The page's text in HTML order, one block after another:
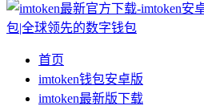
首页
imtoken钱包安卓版
imtoken最新版下载